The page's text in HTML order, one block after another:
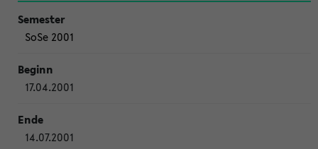
SoSe 2001
17.04.2001
14.07.2001